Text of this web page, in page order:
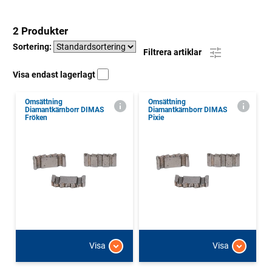
2 Produkter
Sortering:
Filtrera artiklar
Visa endast lagerlagt
Omsättning
Diamantkärnborr DIMAS
Fröken
Visa
Omsättning
Diamantkärnborr DIMAS
Pixie
Visa